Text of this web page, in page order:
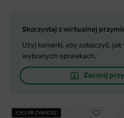
Skorzystaj z wirtualnej
Użyj kamerki, aby zobaczyć, jak
wybranych oprawkach.
Zacznij
PRZYMIERZ